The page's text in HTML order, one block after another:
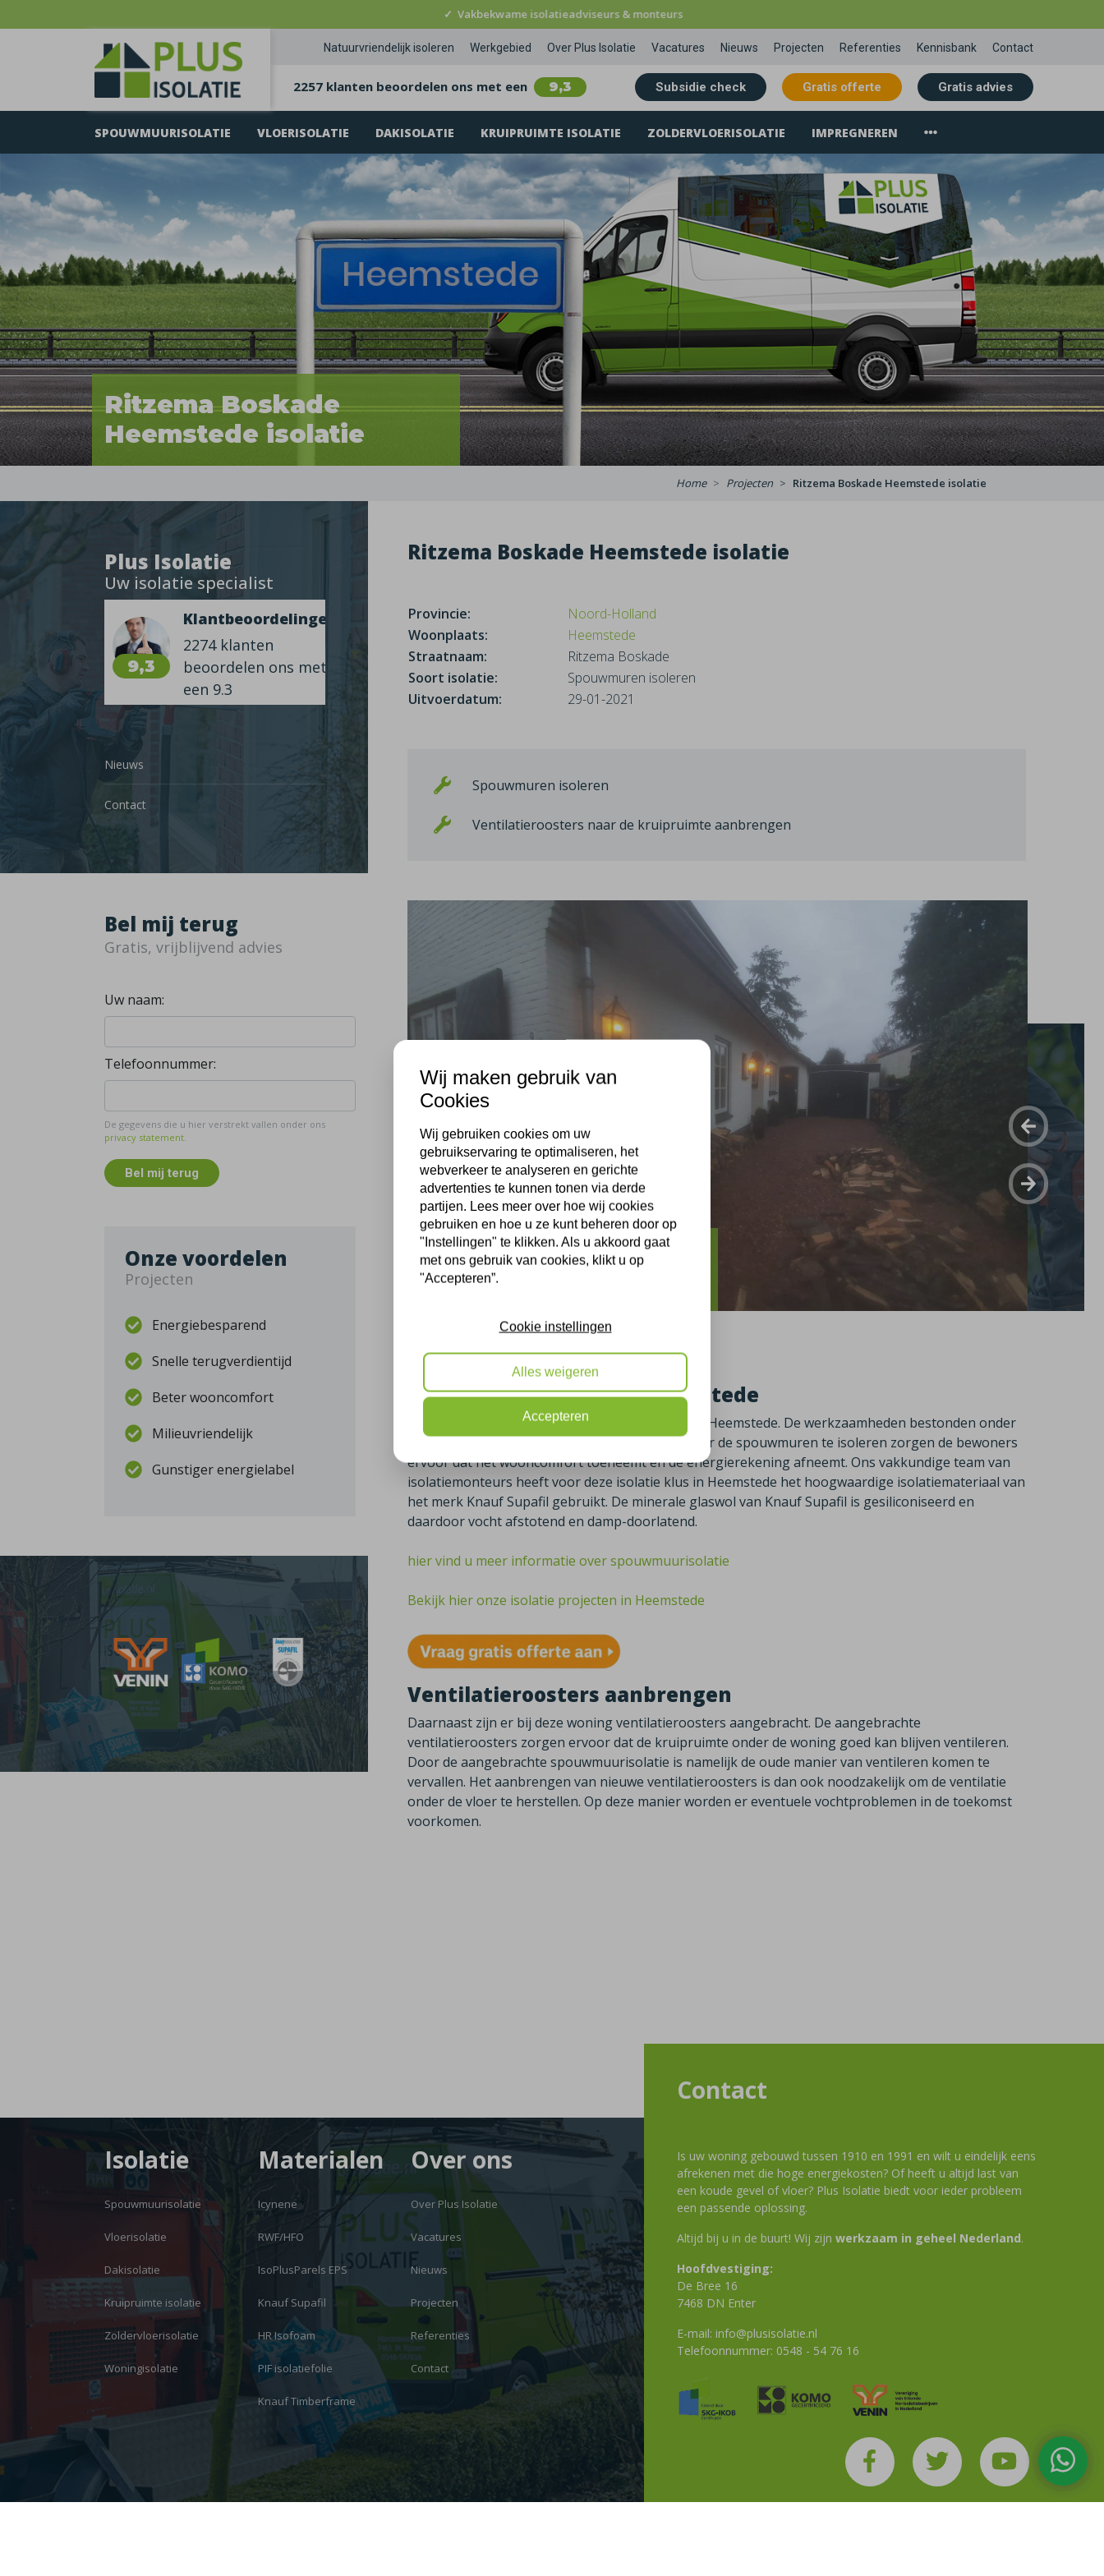
✓ Vakbekwame isolatieadviseurs & monteurs
Natuurvriendelijk isoleren Werkgebied Over Plus Isolatie Vacatures Nieuws Projecten Referenties Kennisbank Contact
2257 klanten beoordelen ons met een 9,3 Subsidie check Gratis offerte Gratis advies
SPOUWMUURISOLATIE VLOERISOLATIE DAKISOLATIE KRUIPRUIMTE ISOLATIE ZOLDERVLOERISOLATIE IMPREGNEREN
Ritzema Boskade
Heemstede isolatie
Home Projecten Ritzema Boskade Heemstede isolatie
Plus Isolatie
Uw isolatie specialist
9,3
Klantbeoordelingen
2274 klanten
beoordelen ons met
een 9.3
Nieuws
Contact
Bel mij terug
Gratis, vrijblijvend advies
Uw naam:
Telefoonnummer:
De gegevens die u hier verstrekt vallen onder ons
privacy statement.
Bel mij terug
Onze voordelen
Projecten
Energiebesparend
Snelle terugverdientijd
Beter wooncomfort
Milieuvriendelijk
Gunstiger energielabel
Ritzema Boskade Heemstede isolatie
Provincie:
Noord-Holland
Woonplaats:
Heemstede
Straatnaam:
Ritzema Boskade
Soort isolatie:
Spouwmuren isoleren
Uitvoerdatum:
29-01-2021
Spouwmuren isoleren
Ventilatieroosters naar de kruipruimte aanbrengen
Heemstede
Ritzema Boskade Heemstede isolatie
Spouwmuren isoleren Heemstede
Ons isolatieteam was op 29-01-2021 te vinden in Heemstede. De werkzaamheden bestonden onder
andere uit het isoleren van de spouwmuren. Door de spouwmuren te isoleren zorgen de bewoners
ervoor dat het wooncomfort toeneemt en de energierekening afneemt. Ons vakkundige team van
isolatiemonteurs heeft voor deze isolatie klus in Heemstede het hoogwaardige isolatiemateriaal van
het merk Knauf Supafil gebruikt. De minerale glaswol van Knauf Supafil is gesiliconiseerd en
daardoor vocht afstotend en damp-doorlatend.
hier vind u meer informatie over spouwmuurisolatie
Bekijk hier onze isolatie projecten in Heemstede
Ventilatieroosters aanbrengen
Daarnaast zijn er bij deze woning ventilatieroosters aangebracht. De aangebrachte
ventilatieroosters zorgen ervoor dat de kruipruimte onder de woning goed kan blijven ventileren.
Door de aangebrachte spouwmuurisolatie is namelijk de oude manier van ventileren komen te
vervallen. Het aanbrengen van nieuwe ventilatieroosters is dan ook noodzakelijk om de ventilatie
onder de vloer te herstellen. Op deze manier worden er eventuele vochtproblemen in de toekomst
voorkomen.
Isolatie
Spouwmuurisolatie
Vloerisolatie
Dakisolatie
Kruipruimte isolatie
Zoldervloerisolatie
Woningisolatie
Materialen
Icynene
RWF/HFO
IsoPlusParels EPS
Knauf Supafil
HR Isofoam
PIF isolatiefolie
Knauf Timberframe
Over ons
Over Plus Isolatie
Vacatures
Nieuws
Projecten
Referenties
Contact
Contact
Is uw woning gebouwd tussen 1910 en 1991 en wilt u eindelijk eens
afrekenen met die hoge energiekosten? Of heeft u altijd last van
een koude gevel of vloer? Plus Isolatie biedt voor ieder probleem
een passende oplossing.
Altijd bij u in de buurt! Wij zijn werkzaam in geheel Nederland.
Hoofdvestiging:
De Bree 16
7468 DN Enter
E-mail: info@plusisolatie.nl
Telefoonnummer: 0548 - 54 76 16
Wij maken gebruik van
Cookies
Wij gebruiken cookies om uw
gebruikservaring te optimaliseren, het
webverkeer te analyseren en gerichte
advertenties te kunnen tonen via derde
partijen. Lees meer over hoe wij cookies
gebruiken en hoe u ze kunt beheren door op
"Instellingen" te klikken. Als u akkoord gaat
met ons gebruik van cookies, klikt u op
"Accepteren”.
Cookie instellingen
Alles weigeren
Accepteren